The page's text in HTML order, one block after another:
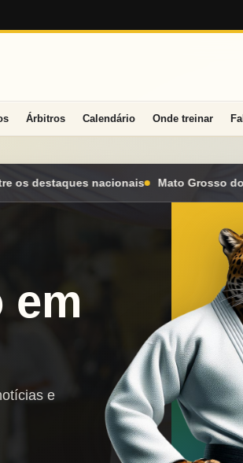
Árbitros Calendário Onde treinar
do Sul conquista seis medalhas e
em
e